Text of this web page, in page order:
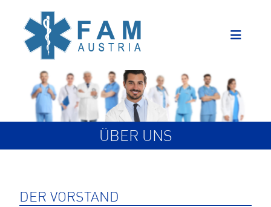
ÜBER UNS
DER VORSTAND